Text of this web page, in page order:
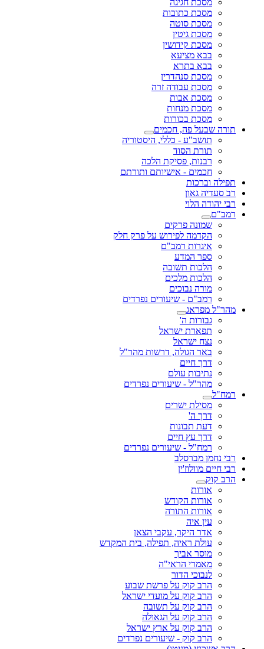
מסכת חגיגה
מסכת כתובות
מסכת סוטה
מסכת גיטין
מסכת קידושין
בבא מציעא
בבא בתרא
מסכת סנהדרין
מסכת עבודה זרה
מסכת אבות
מסכת מנחות
מסכת בכורות
תורה שבעל פה, חכמים
תושב"ע - כללי, היסטוריה
תורת הסוד
רבנות, פסיקת הלכה
חכמים - אישיותם ותורתם
תפילה וברכות
רב סעדיה גאון
רבי יהודה הלוי
רמב"ם
שמונה פרקים
הקדמה לפירוש על פרק חלק
איגרות רמב"ם
ספר המדע
הלכות תשובה
הלכות מלכים
מורה נבוכים
רמב"ם - שיעורים נפרדים
מהר"ל מפראג
גבורות ה'
תפארת ישראל
נצח ישראל
באר הגולה, דרשות מהר"ל
דרך חיים
נתיבות עולם
מהר"ל - שיעורים נפרדים
רמח"ל
מסילת ישרים
דרך ה'
דעת תבונות
דרך עץ חיים
רמח"ל - שיעורים נפרדים
רבי נחמן מברסלב
רבי חיים מוולוז'ין
הרב קוק
אורות
אורות הקודש
אורות התורה
עין איה
אדר היקר, עקבי הצאן
עולת ראיה, תפילה, בית המקדש
מוסר אביך
מאמרי הראי"ה
לנבוכי הדור
הרב קוק על פרשת שבוע
הרב קוק על מועדי ישראל
הרב קוק על תשובה
הרב קוק על הגאולה
הרב קוק על ארץ ישראל
הרב קוק - שיעורים נפרדים